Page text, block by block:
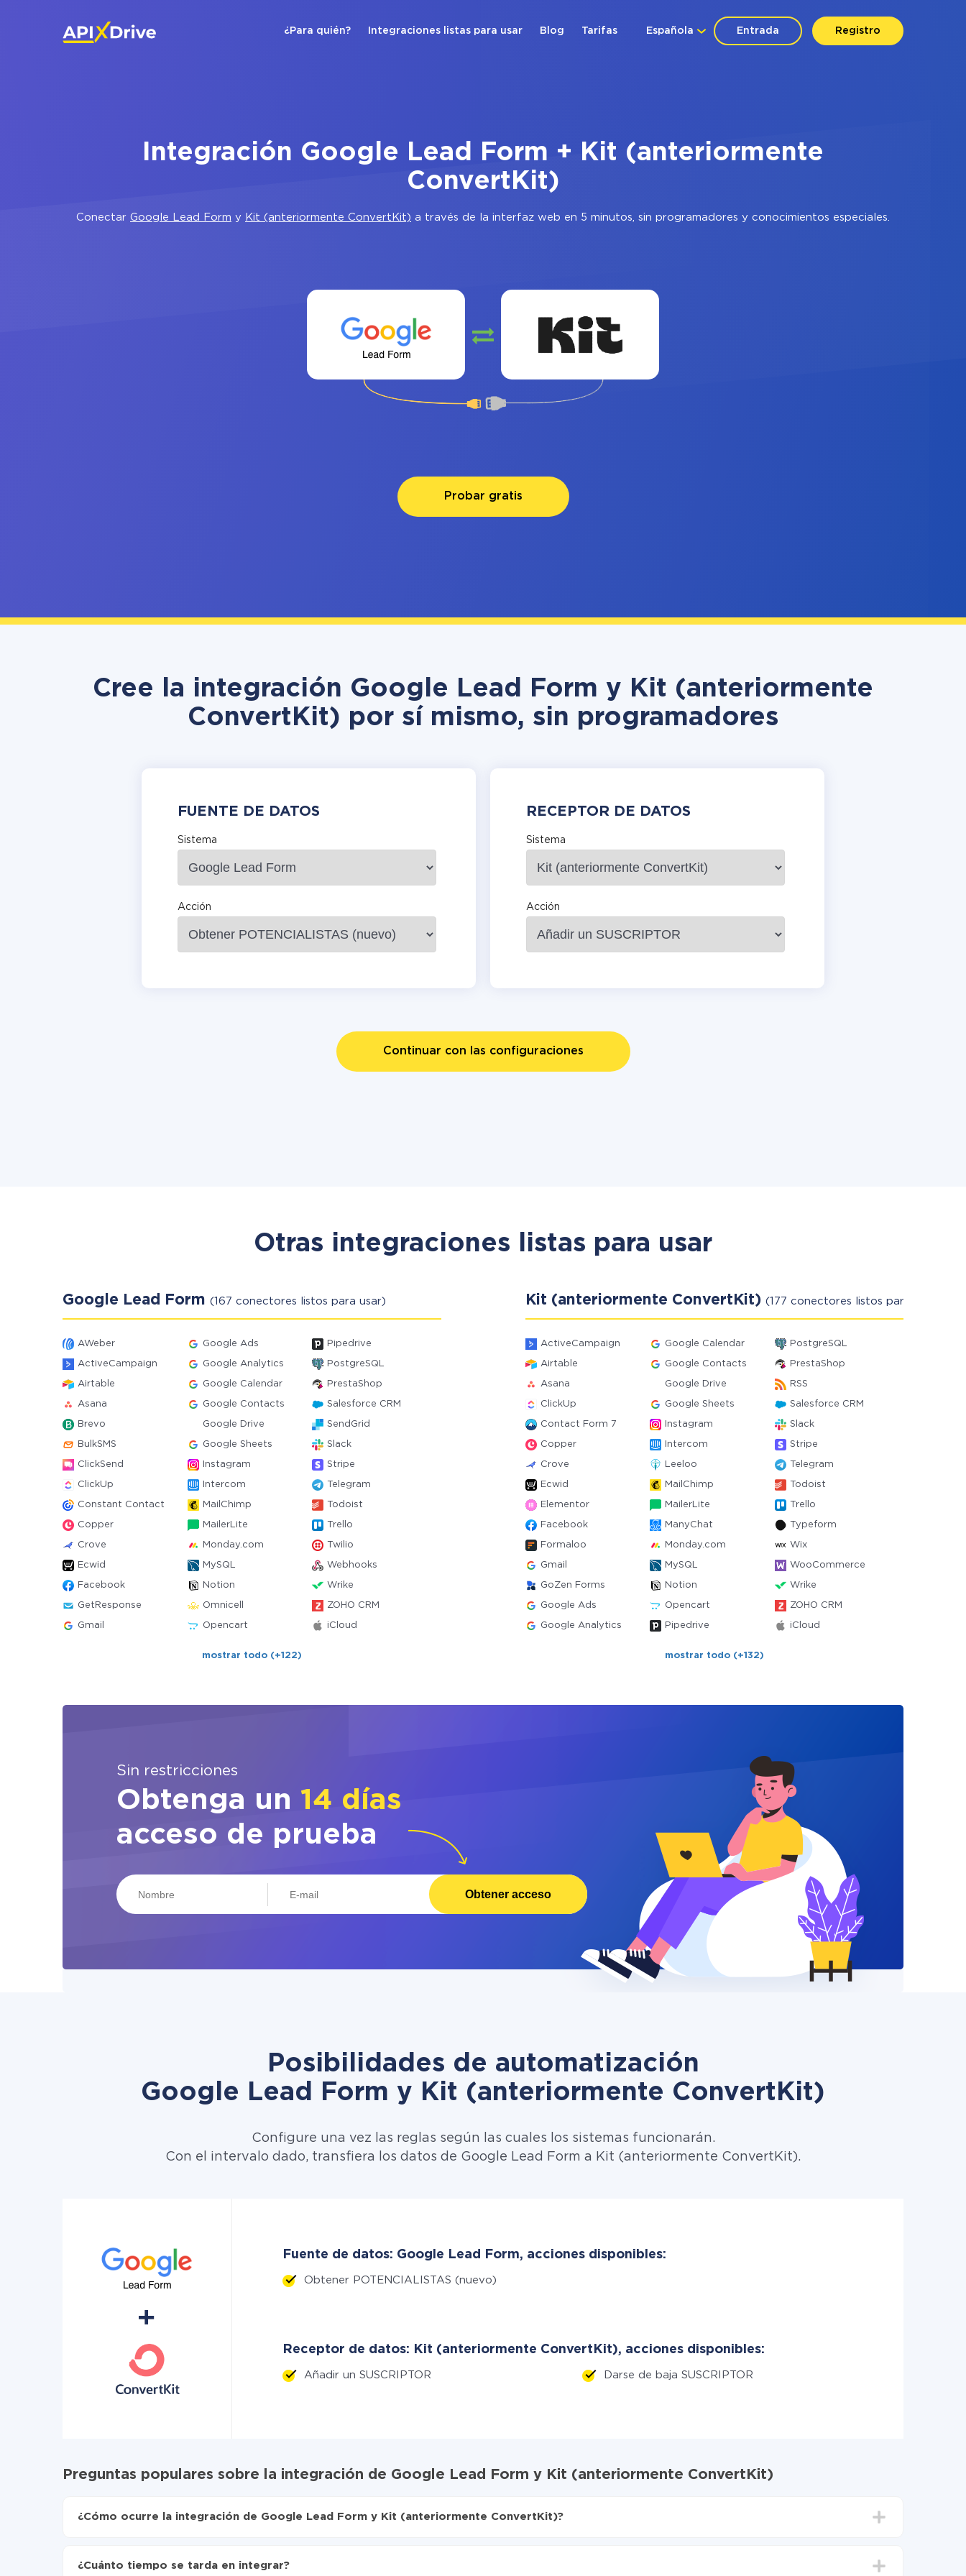
Entrada Registro
Española
¿Para quién? Integraciones listas para usar Blog Tarifas
Integración Google Lead Form + Kit (anteriormente
ConvertKit)
Conectar Google Lead Form y Kit (anteriormente ConvertKit) a través de la interfaz web en 5 minutos, sin programadores y conocimientos especiales.
Probar gratis
Cree la integración Google Lead Form y Kit (anteriormente
ConvertKit) por sí mismo, sin programadores
FUENTE DE DATOS
Sistema
Acción
RECEPTOR DE DATOS
Sistema
Acción
Continuar con las configuraciones
Otras integraciones listas para usar
Google Lead Form (167 conectores listos para usar)
AWeber Google Ads Pipedrive
ActiveCampaign Google Analytics PostgreSQL
Airtable Google Calendar PrestaShop
Asana Google Contacts Salesforce CRM
Brevo Google Drive SendGrid
BulkSMS Google Sheets Slack
ClickSend Instagram Stripe
ClickUp Intercom Telegram
Constant Contact MailChimp Todoist
Copper MailerLite Trello
Crove Monday.com Twilio
Ecwid MySQL Webhooks
Facebook Notion Wrike
GetResponse Omnicell ZOHO CRM
Gmail Opencart iCloud
mostrar todo (+122)
Kit (anteriormente ConvertKit) (177 conectores listos para usar)
ActiveCampaign Google Calendar PostgreSQL
Airtable Google Contacts PrestaShop
Asana Google Drive RSS
ClickUp Google Sheets Salesforce CRM
Contact Form 7 Instagram Slack
Copper Intercom Stripe
Crove Leeloo Telegram
Ecwid MailChimp Todoist
Elementor MailerLite Trello
Facebook ManyChat Typeform
Formaloo Monday.com Wix
Gmail MySQL WooCommerce
GoZen Forms Notion Wrike
Google Ads Opencart ZOHO CRM
Google Analytics Pipedrive iCloud
mostrar todo (+132)
Sin restricciones
Obtenga un 14 días
acceso de prueba
Obtener acceso
Posibilidades de automatización
Google Lead Form y Kit (anteriormente ConvertKit)
Configure una vez las reglas según las cuales los sistemas funcionarán.
Con el intervalo dado, transfiera los datos de Google Lead Form a Kit (anteriormente ConvertKit).
Fuente de datos: Google Lead Form, acciones disponibles:
Obtener POTENCIALISTAS (nuevo)
Receptor de datos: Kit (anteriormente ConvertKit), acciones disponibles:
Añadir un SUSCRIPTOR Darse de baja SUSCRIPTOR
Preguntas populares sobre la integración de Google Lead Form y Kit (anteriormente ConvertKit)
¿Cómo ocurre la integración de Google Lead Form y Kit (anteriormente ConvertKit)?
Active la actualización automática
¿Cuánto tiempo se tarda en integrar?